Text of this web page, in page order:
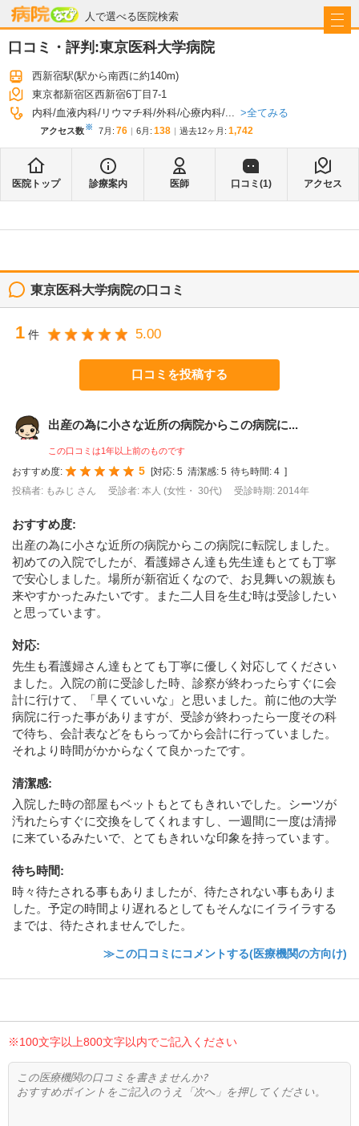
人で選べる医院検索
病院なび
口コミ・評判:東京医科大学病院
西新宿駅(駅から南西に約140m)
東京都新宿区西新宿6丁目7-1
内科 血液内科 リウマチ科 外科 心療内科 ... 全てみる
アクセス数※ 7月 : 76 6月 : 138 過去12ヶ月: 1,742
医院トップ 診療案内 医師 口コミ(1) アクセス
東京医科大学病院の口コミ
1 件 5.00
口コミを投稿する
出産の為に小さな近所の病院からこの病院に...
この口コミは1年以上前のものです
おすすめ度: 5 [対応: 5 清潔感: 5 待ち時間: 4 ]
投稿者: もみじ さん
受診者: 本人 (女性・ 30代) 受診時期: 2014年
おすすめ度:
出産の為に小さな近所の病院からこの病院に転院しました。
初めての入院でしたが、看護婦さん達も先生達もとても丁寧
で安心しました。場所が新宿近くなので、お見舞いの親族も
来やすかったみたいです。また二人目を生む時は受診したい
と思っています。
対応:
先生も看護婦さん達もとても丁寧に優しく対応してください
ました。入院の前に受診した時、診察が終わったらすぐに会
計に行けて、「早くていいな」と思いました。前に他の大学
病院に行った事がありますが、受診が終わったら一度その科
で待ち、会計表などをもらってから会計に行っていました。
それより時間がかからなくて良かったです。
清潔感:
入院した時の部屋もベットもとてもきれいでした。シーツが
汚れたらすぐに交換をしてくれますし、一週間に一度は清掃
に来ているみたいで、とてもきれいな印象を持っています。
待ち時間:
時々待たされる事もありましたが、待たされない事もありま
した。予定の時間より遅れるとしてもそんなにイライラする
までは、待たされませんでした。
≫この口コミにコメントする(医療機関の方向け)
※100文字以上800文字以内でご記入ください